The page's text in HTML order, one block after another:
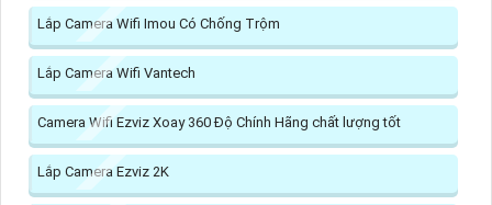
Lắp Camera Wifi Imou Có Chống Trộm
Lắp Camera Wifi Vantech
Camera Wifi Ezviz Xoay 360 Độ Chính Hãng chất lượng tốt
Lắp Camera Ezviz 2K